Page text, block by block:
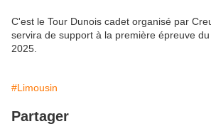
C'est le Tour Dunois cadet organisé par
servira de support à la première épreuve
2025.
#Limousin
Partager